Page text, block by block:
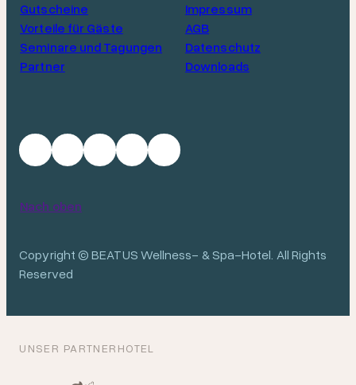
Gutscheine
Vorteile für Gäste
Seminare und Tagungen
Partner
Impressum
AGB
Datenschutz
Downloads
Copyright © BEATUS Wellness- & Spa-Hotel. All Rights
Reserved
Nach oben
UNSER PARTNERHOTEL